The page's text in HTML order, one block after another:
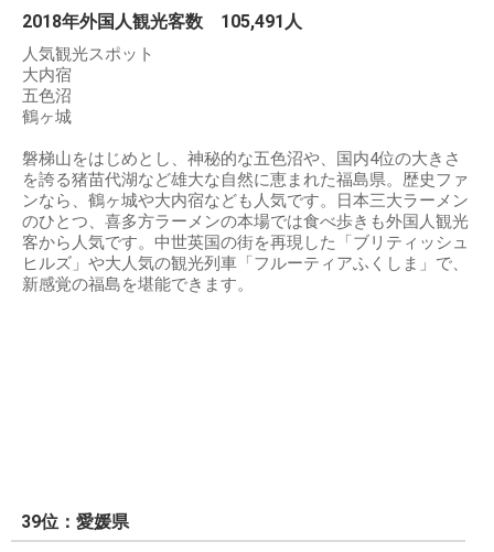
2018年外国人観光客数 105,491人
人気観光スポット
大内宿
五色沼
鶴ヶ城
磐梯山をはじめとし、神秘的な五色沼や、国内4位の大きさ
を誇る猪苗代湖など雄大な自然に恵まれた福島県。歴史ファ
ンなら、鶴ヶ城や大内宿なども人気です。日本三大ラーメン
のひとつ、喜多方ラーメンの本場では食べ歩きも外国人観光
客から人気です。中世英国の街を再現した「ブリティッシュ
ヒルズ」や大人気の観光列車「フルーティアふくしま」で、
新感覚の福島を堪能できます。
39位：愛媛県